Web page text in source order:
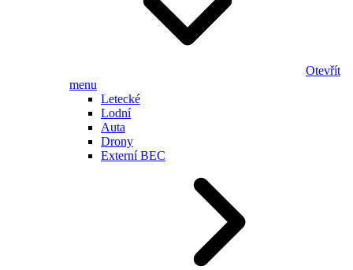
Otevřít
menu
Letecké
Lodní
Auta
Drony
Externí BEC